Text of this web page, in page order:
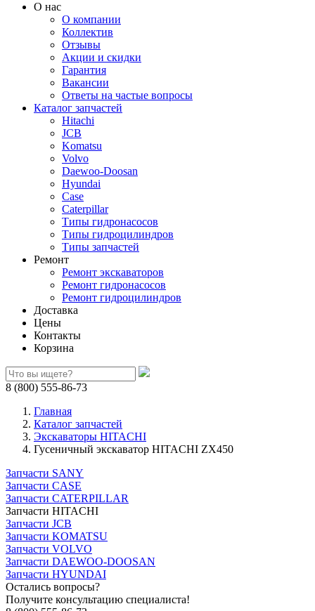
О нас
О компании
Коллектив
Отзывы
Акции и скидки
Гарантия
Вакансии
Ответы на частые вопросы
Каталог запчастей
Hitachi
JCB
Komatsu
Volvo
Daewoo-Doosan
Hyundai
Case
Caterpillar
Типы гидронасосов
Типы гидроцилиндров
Типы запчастей
Ремонт
Ремонт экскаваторов
Ремонт гидронасосов
Ремонт гидроцилиндров
Доставка
Цены
Контакты
Корзина
8 (800) 555-86-73
Главная
Каталог запчастей
Экскаваторы HITACHI
Гусеничный экскаватор HITACHI ZX450
Запчасти SANY
Запчасти CASE
Запчасти CATERPILLAR
Запчасти HITACHI
Запчасти JCB
Запчасти KOMATSU
Запчасти VOLVO
Запчасти DAEWOO-DOOSAN
Запчасти HYUNDAI
Остались вопросы?
Получите консультацию специалиста!